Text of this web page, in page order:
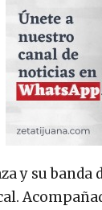
y su